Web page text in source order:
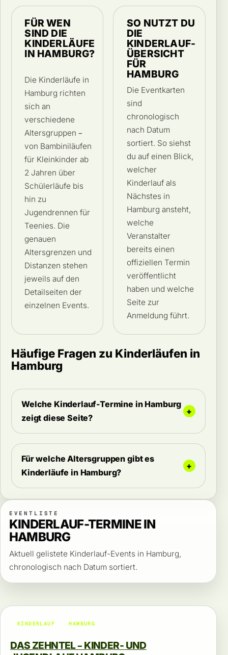
FÜR WEN
SIND DIE
KINDERLÄUFE
IN HAMBURG?
Die Kinderläufe in
Hamburg richten
sich an
verschiedene
Altersgruppen –
von Bambiniläufen
für Kleinkinder ab
2 Jahren über
Schülerläufe bis
hin zu
Jugendrennen für
Teenies. Die
genauen
Altersgrenzen und
Distanzen stehen
jeweils auf den
Detailseiten der
einzelnen Events.
SO NUTZT DU
DIE
KINDERLAUF-
ÜBERSICHT
FÜR
HAMBURG
Die Eventkarten
sind
chronologisch
nach Datum
sortiert. So siehst
du auf einen Blick,
welcher
Kinderlauf als
Nächstes in
Hamburg ansteht,
welche
Veranstalter
bereits einen
offiziellen Termin
veröffentlicht
haben und welche
Seite zur
Anmeldung führt.
Häufige Fragen zu Kinderläufen in
Hamburg
Welche Kinderlauf-Termine in Hamburg
zeigt diese Seite?
Für welche Altersgruppen gibt es
Kinderläufe in Hamburg?
EVENTLISTE
KINDERLAUF-TERMINE IN
HAMBURG
Aktuell gelistete Kinderlauf-Events in Hamburg,
chronologisch nach Datum sortiert.
KINDERLAUF HAMBURG
DAS ZEHNTEL – KINDER- UND